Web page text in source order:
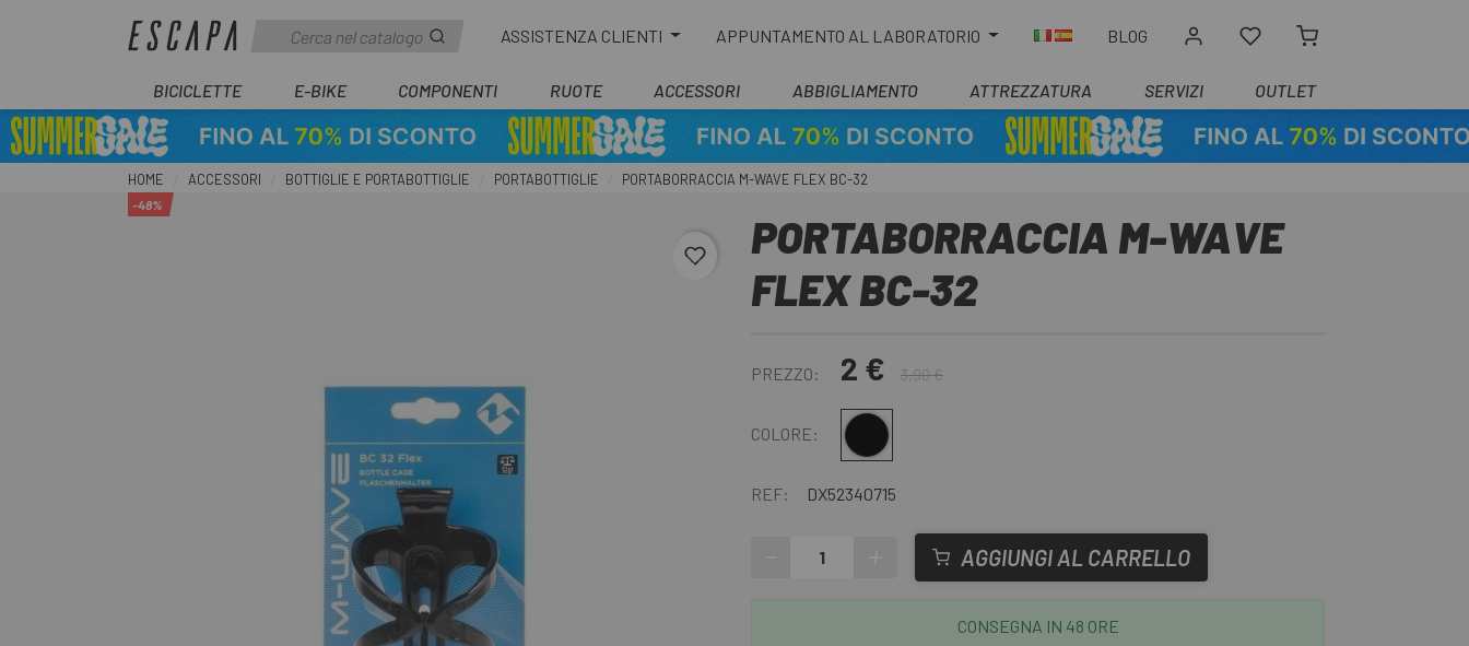
ASSISTENZA CLIENTI APPUNTAMENTO AL LABORATORIO BLOG
BICICLETTE E-BIKE COMPONENTI RUOTE ACCESSORI ABBIGLIAMENTO ATTREZZATURA SERVIZI OUTLET
HOME ACCESSORI BOTTIGLIE E PORTABOTTIGLIE PORTABOTTIGLIE PORTABORRACCIA M-WAVE FLEX BC-32
favorite_border
-48%
PORTABORRACCIA M-WAVE
FLEX BC-32
PREZZO: 2 € 3,90 €
COLORE: Nero
REF: DX52340715
AGGIUNGI AL CARRELLO
CONSEGNA IN 48 ORE